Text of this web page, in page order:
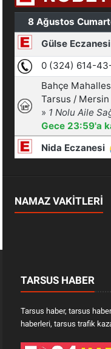
NAMAZ VAKİTLERİ
TARSUS HABER
Tarsus haber, tarsus
haberleri, tarsus trafik